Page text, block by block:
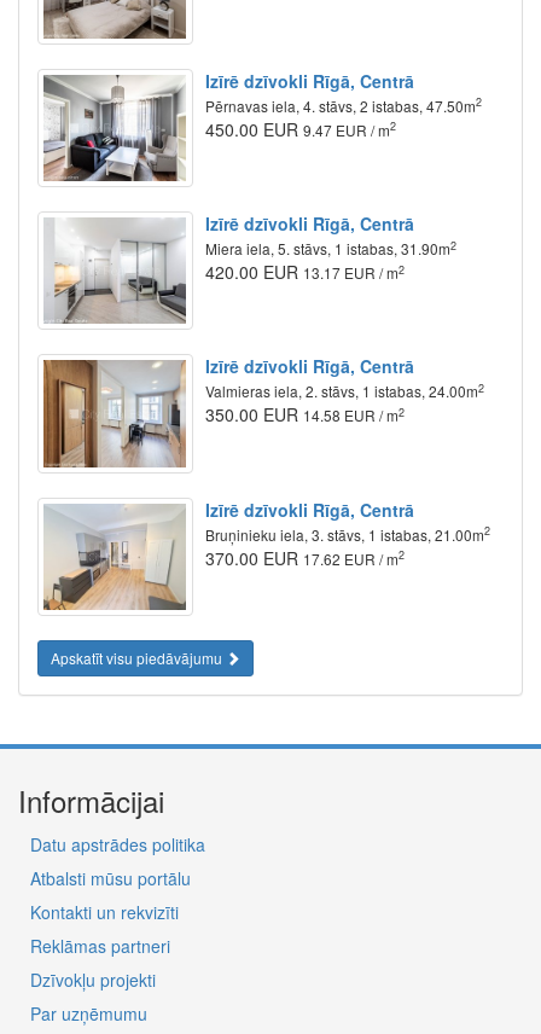
Izīrē dzīvokli Rīgā, Centrā
Pērnavas iela, 4. stāvs, 2 istabas, 47.50m2
450.00 EUR 9.47 EUR / m2
Izīrē dzīvokli Rīgā, Centrā
Miera iela, 5. stāvs, 1 istabas, 31.90m2
420.00 EUR 13.17 EUR / m2
Izīrē dzīvokli Rīgā, Centrā
Valmieras iela, 2. stāvs, 1 istabas, 24.00m2
350.00 EUR 14.58 EUR / m2
Izīrē dzīvokli Rīgā, Centrā
Bruņinieku iela, 3. stāvs, 1 istabas, 21.00m2
370.00 EUR 17.62 EUR / m2
Apskatīt visu piedāvājumu
Informācijai
Datu apstrādes politika
Atbalsti mūsu portālu
Kontakti un rekvizīti
Reklāmas partneri
Dzīvokļu projekti
Par uzņēmumu